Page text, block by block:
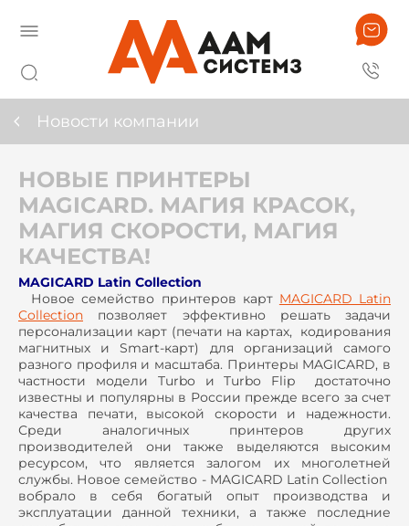
Новости компании
НОВЫЕ ПРИНТЕРЫ
MAGICARD. МАГИЯ КРАСОК,
МАГИЯ СКОРОСТИ, МАГИЯ
КАЧЕСТВА!
MAGICARD Latin Collection
Новое семейство принтеров карт MAGICARD Latin
Collection позволяет эффективно решать задачи
персонализации карт (печати на картах, кодирования
магнитных и Smart-карт) для организаций самого
разного профиля и масштаба. Принтеры MAGICARD, в
частности модели Turbo и Turbo Flip достаточно
известны и популярны в России прежде всего за счет
качества печати, высокой скорости и надежности.
Среди аналогичных принтеров других
производителей они также выделяются высоким
ресурсом, что является залогом их многолетней
службы. Новое семейство - MAGICARD Latin Collection
вобрало в себя богатый опыт производства и
эксплуатации данной техники, а также последние